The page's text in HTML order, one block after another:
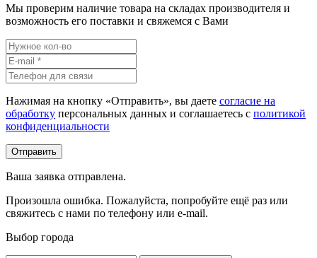
Мы проверим наличие товара на складах производителя и
возможность его поставки и свяжемся с Вами
Нажимая на кнопку «Отправить», вы даете согласие на
обработку персональных данных и соглашаетесь c политикой
конфиденциальности
Ваша заявка отправлена.
Произошла ошибка. Пожалуйста, попробуйте ещё раз или
свяжитесь с нами по телефону или e-mail.
Выбор города